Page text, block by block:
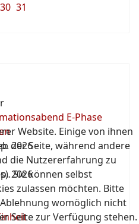
30 31
E-Phase
2026
2026
Website. Einige von ihnen
der Seite, während andere
die Nutzererfahrung zu
Sie können selbst
zulassen möchten. Bitte
womöglich nicht
Seite zur Verfügung stehen.